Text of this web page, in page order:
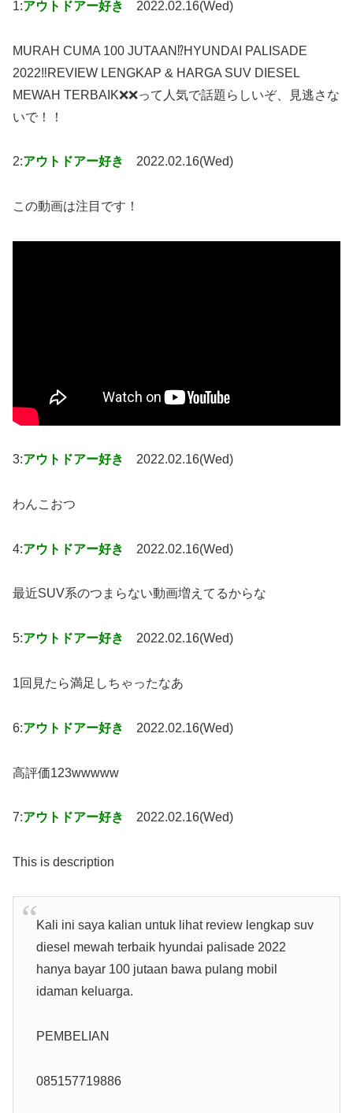
1:アウトドアー好き 2022.02.16(Wed)
MURAH CUMA 100 JUTAAN⁉️HYUNDAI PALISADE
2022‼REVIEW LENGKAP & HARGA SUV DIESEL
MEWAH TERBAIK❌❌って人気で話題らしいぞ、見逃さな
いで！！
2:アウトドアー好き 2022.02.16(Wed)
この動画は注目です！
3:アウトドアー好き 2022.02.16(Wed)
わんこおつ
4:アウトドアー好き 2022.02.16(Wed)
最近SUV系のつまらない動画増えてるからな
5:アウトドアー好き 2022.02.16(Wed)
1回見たら満足しちゃったなあ
6:アウトドアー好き 2022.02.16(Wed)
高評価123wwwww
7:アウトドアー好き 2022.02.16(Wed)
This is description
Kali ini saya kalian untuk lihat review lengkap suv
diesel mewah terbaik hyundai palisade 2022
hanya bayar 100 jutaan bawa pulang mobil
idaman keluarga.
PEMBELIAN
085157719886